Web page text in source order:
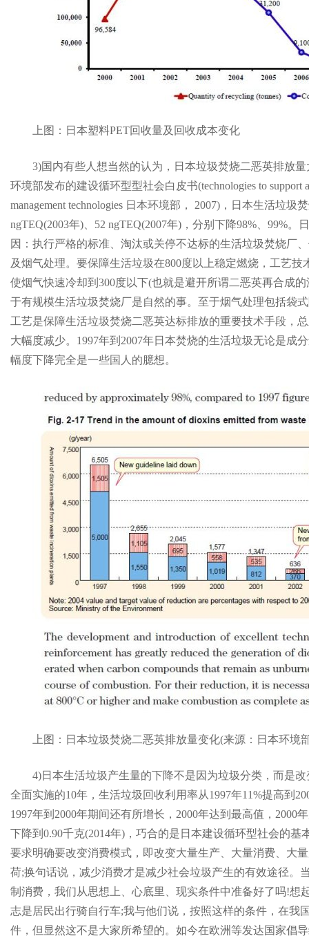
上图：日本塑料PET回收量及回收成本变化
3)国内有些人想当然的认为，日本垃圾焚烧二恶英排放
环境部发布的建设循环型型社会白皮书(technologies to support a
management technologies 日本环境部， 2007)，日本生活垃
ngTEQ(2003年)、52 ngTEQ(2007年)，分别下降98%、99%
因：执行严格的标准、淘汰或关停不达标的生活垃圾焚烧厂
及烟气处理。要保障生活垃圾在800度以上稳定燃烧，工艺
使烟气快速冷却到300度以下(也就是避开所谓二恶英再合成
于有规模生活垃圾焚烧厂是自然的事。至于烟气处理包括袋
工艺是保障生活垃圾焚烧二恶英达标排放的重要技术手段，
大幅度减少。1997年到2007年日本焚烧的生活垃圾无论是成
幅度下降完全是一些国人的臆想。
上图：日本垃圾焚烧二恶英排放量变化(来源：日本环境
4)日本生活垃圾产生量的下降不是因为垃圾分类，而是
全面实施的10年，生活垃圾回收利用率从1997年11%提高到
1997年到2000年期间还有所增长，2000年达到最高值，
下降到0.90千克(2014年)，巧合的是日本建设循环型社会的
要求明确要改变消费模式，即改变大量生产、大量消费、大
荷;换句话说，减少消费才是减少社会垃圾产生的有效途径。
制消费，我们从思想上、心底里、现实条件中准备好了吗!想
志是居民出行骑自行车;我与他们说，按照这样的条件，在我
件，但显然这不是大家所希望的。如今在欧洲等发达国家倡